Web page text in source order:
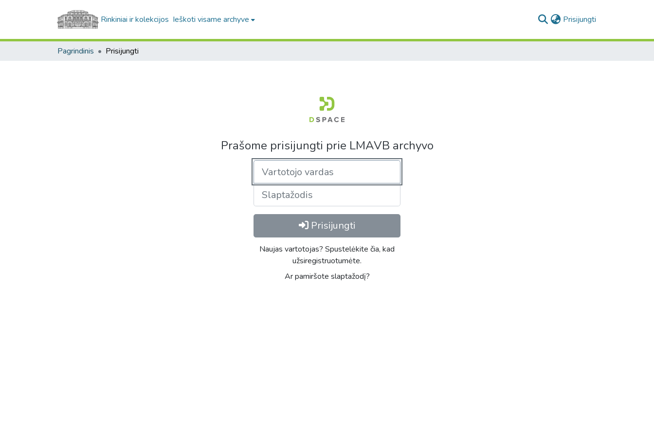
Rinkiniai ir kolekcijos Ieškoti visame archyve Prisijungti
Pagrindinis Prisijungti
Prašome prisijungti prie LMAVB archyvo
Prisijungti
Naujas vartotojas? Spustelėkite čia, kad
užsiregistruotumėte.
Ar pamiršote slaptažodį?